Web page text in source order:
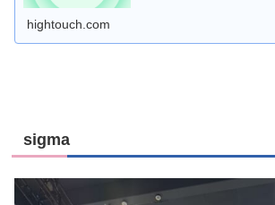
hightouch.com
sigma